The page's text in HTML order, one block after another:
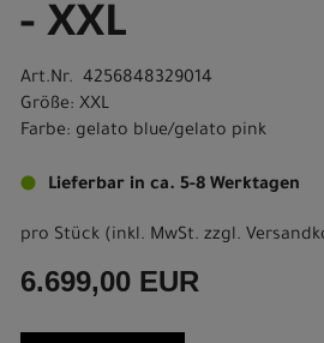
- XXL
Art.Nr. 4256848329014
Größe: XXL
Farbe: gelato blue/gelato pink
Lieferbar in ca. 5-8 Werktagen
pro Stück (inkl. MwSt. zzgl.
6.699,00 EUR